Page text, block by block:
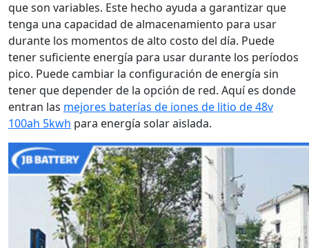
que son variables. Este hecho ayuda a garantizar que
tenga una capacidad de almacenamiento para usar
durante los momentos de alto costo del día. Puede
tener suficiente energía para usar durante los períodos
pico. Puede cambiar la configuración de energía sin
tener que depender de la opción de red. Aquí es donde
entran las mejores baterías de iones de litio de 48v
100ah 5kwh para energía solar aislada.